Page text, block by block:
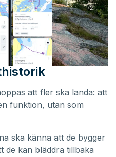
att fler ska landa: att
funktion, utan som
ska känna att de bygger
de kan bläddra tillbaka